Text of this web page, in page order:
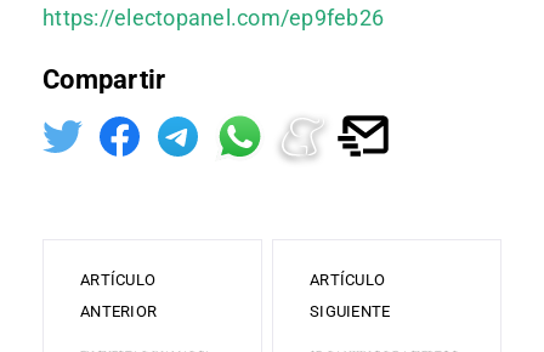
https://electopanel.com/ep9feb26
Compartir
ARTÍCULO
ANTERIOR
ARTÍCULO
SIGUIENTE